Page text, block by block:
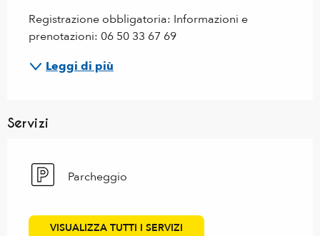
Registrazione obbligatoria: Informazioni e
prenotazioni: 06 50 33 67 69
Leggi di più
Servizi
Parcheggio
VISUALIZZA TUTTI I SERVIZI